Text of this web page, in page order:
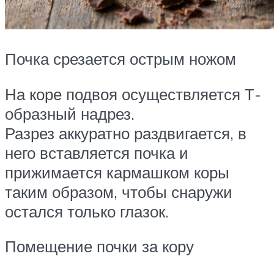
Почка срезается острым ножом
На коре подвоя осуществляется Т-
образный надрез.
Разрез аккуратно раздвигается, в
него вставляется почка и
прижимается кармашком коры
таким образом, чтобы снаружи
остался только глазок.
Помещение почки за кору